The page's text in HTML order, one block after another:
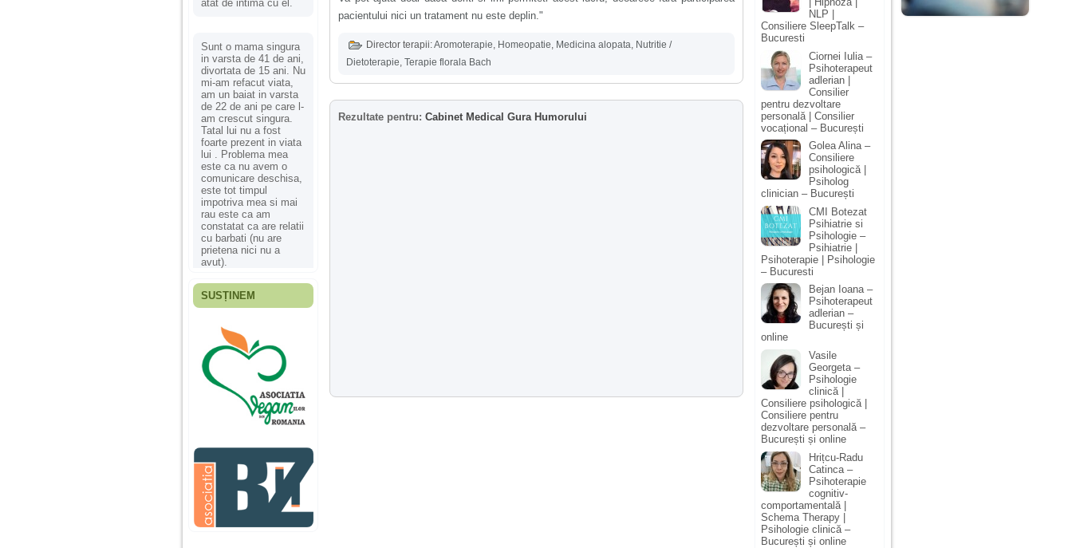
atat de intima cu el.
Sunt o mama singura
in varsta de 41 de ani,
divortata de 15 ani. Nu
mi-am refacut viata,
am un baiat in varsta
de 22 de ani pe care l-
am crescut singura.
Tatal lui nu a fost
foarte prezent in viata
lui . Problema mea
este ca nu avem o
comunicare deschisa,
este tot timpul
impotriva mea si mai
rau este ca am
constatat ca are relatii
cu barbati (nu are
prietena nici nu a
avut).
Fiica mea s-a nascut
ani, privind in urma
realizez cat de multe
greseli am facut in
educatia si cresterea
ei, am fost o mama
egoista, preocupata
de implinirea
profesionala, cand ea
era mica am neglijat-
agresiva, orice
greseala era taxata cu
o palma sau pedepse.
De 4 ani am o relatie
serioasa cu un barbat
SUSȚINEM
pacientului nici un tratament nu este deplin."
Director terapii:Aromoterapie, Homeopatie, Medicina alopata, Nutritie /
Dietoterapie, Terapie florala Bach
Rezultate pentru: Cabinet Medical Gura Humorului
NLP |
Consiliere SleepTalk –
Bucuresti
Ciornei Iulia –
Psihoterapeut
adlerian |
Consilier
pentru dezvoltare
personală | Consilier
vocațional – București
Golea Alina –
Consiliere
psihologică |
Psiholog
clinician – București
CMI Botezat
Psihiatrie si
Psihologie –
Psihiatrie |
Psihoterapie | Psihologie
– Bucuresti
Bejan Ioana –
Psihoterapeut
adlerian –
București și
online
Vasile
Georgeta –
Psihologie
clinică |
Consiliere psihologică |
Consiliere pentru
dezvoltare personală –
București și online
Hrițcu-Radu
Catinca –
Psihoterapie
cognitiv-
comportamentală |
Schema Therapy |
Psihologie clinică –
București și online